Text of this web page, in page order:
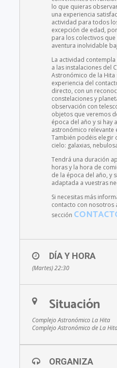
lo que quieras
una experiencia
actividad para todos
excepción de edad,
para los colectivos
aventura inolvidable
La actividad
a las instalaciones del
Astronómico de la Hita
experiencia del
directo, con un
constelaciones y
observación con
objetos que veremos
época del año y si hay
astronómico relevante
También podéis elegir
cielo: galaxias,
Tendrá una duración
horas y la hora de
de la época del año, y
adaptada a vuestras
Si necesitas más
contacto con nosotros
sección
DÍA Y HORA
(Martes) 22:30
Situación
Complejo Astronómico La Hita
Complejo Astronómico de La
ORGANIZA